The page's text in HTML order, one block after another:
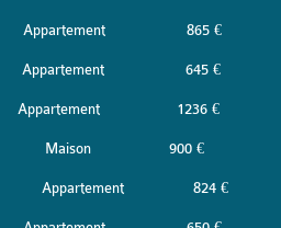
Appartement 865 €
Appartement 645 €
Appartement 1236 €
Maison 900 €
Appartement 824 €